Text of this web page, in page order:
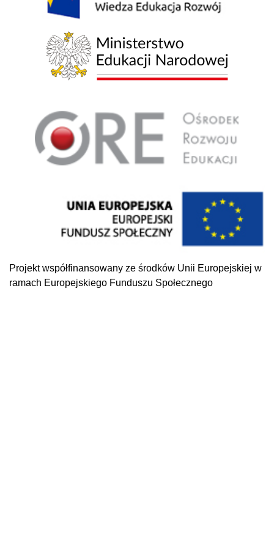
Projekt współfinansowany ze środków Unii Europejskiej w
ramach Europejskiego Funduszu Społecznego